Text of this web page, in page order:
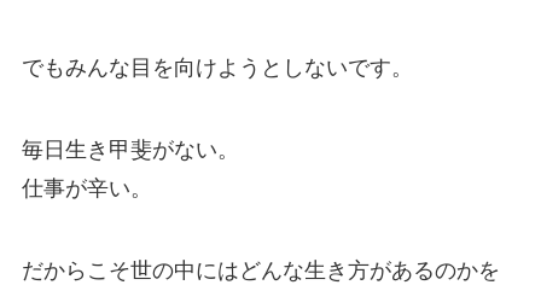
でもみんな目を向けようとしないです。
毎日生き甲斐がない。
仕事が辛い。
だからこそ世の中にはどんな生き方があるのかを